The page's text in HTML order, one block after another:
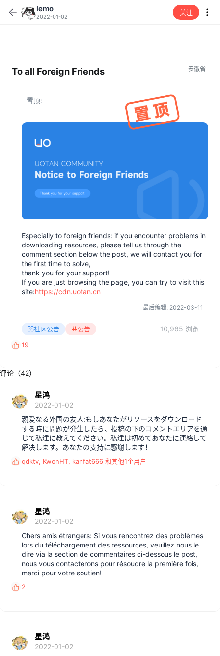
lemoㅤ
2022-01-02
关注
To all Foreign Friends 安徽省
置顶
Especially to foreign friends: if you encounter problems in
downloading resources, please tell us through the
comment section below the post, we will contact you for
the first time to solve,
thank you for your support!
If you are just browsing the page, you can try to visit this
site:https://cdn.uotan.cn
最后编辑: 2022-03-11
社区公告 公告 10,965 浏览
反 19
评论（42）
星鸿
2022-01-02
親爱なる外国の友人:もしあなたがリソースをダウンロード
する時に問題が発生したら、投稿の下のコメントエリアを通
じて私達に教えてください。私達は初めてあなたに連絡して
解决します。あなたの支持に感謝します！
反 qdktv, KwonHT, kanfat666 和其他1个用户
星鸿
2022-01-02
Chers amis étrangers: Si vous rencontrez des problèmes
lors du téléchargement des ressources, veuillez nous le
dire via la section de commentaires ci-dessous le post,
nous vous contacterons pour résoudre la première fois,
merci pour votre soutien!
反 2
星鸿
2022-01-02